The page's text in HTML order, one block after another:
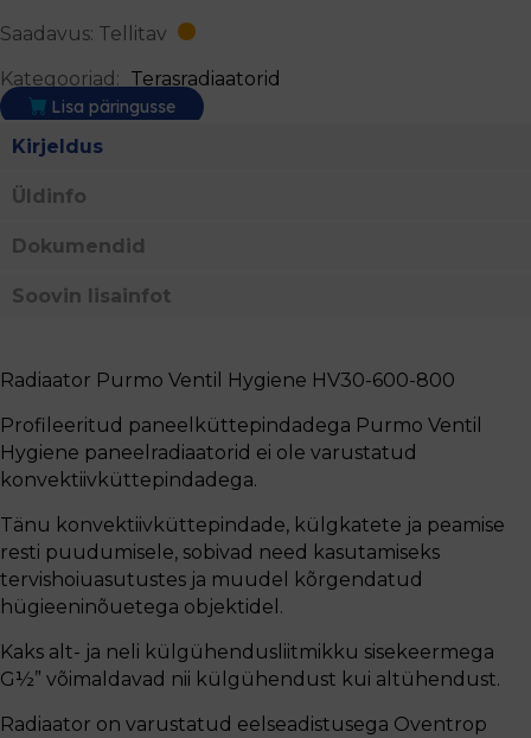
Saadavus: Tellitav
Kategooriad: Terasradiaatorid
Lisa päringusse
Kirjeldus
Üldinfo
Dokumendid
Soovin lisainfot
Radiaator Purmo Ventil Hygiene HV30-600-800
Profileeritud paneelküttepindadega Purmo Ventil
Hygiene paneelradiaatorid ei ole varustatud
konvektiivküttepindadega.
Tänu konvektiivküttepindade, külgkatete ja peamise
resti puudumisele, sobivad need kasutamiseks
tervishoiuasutustes ja muudel kõrgendatud
hügieeninõuetega objektidel.
Kaks alt- ja neli külgühendusliitmikku sisekeermega
G½” võimaldavad nii külgühendust kui altühendust.
Radiaator on varustatud eelseadistusega Oventrop